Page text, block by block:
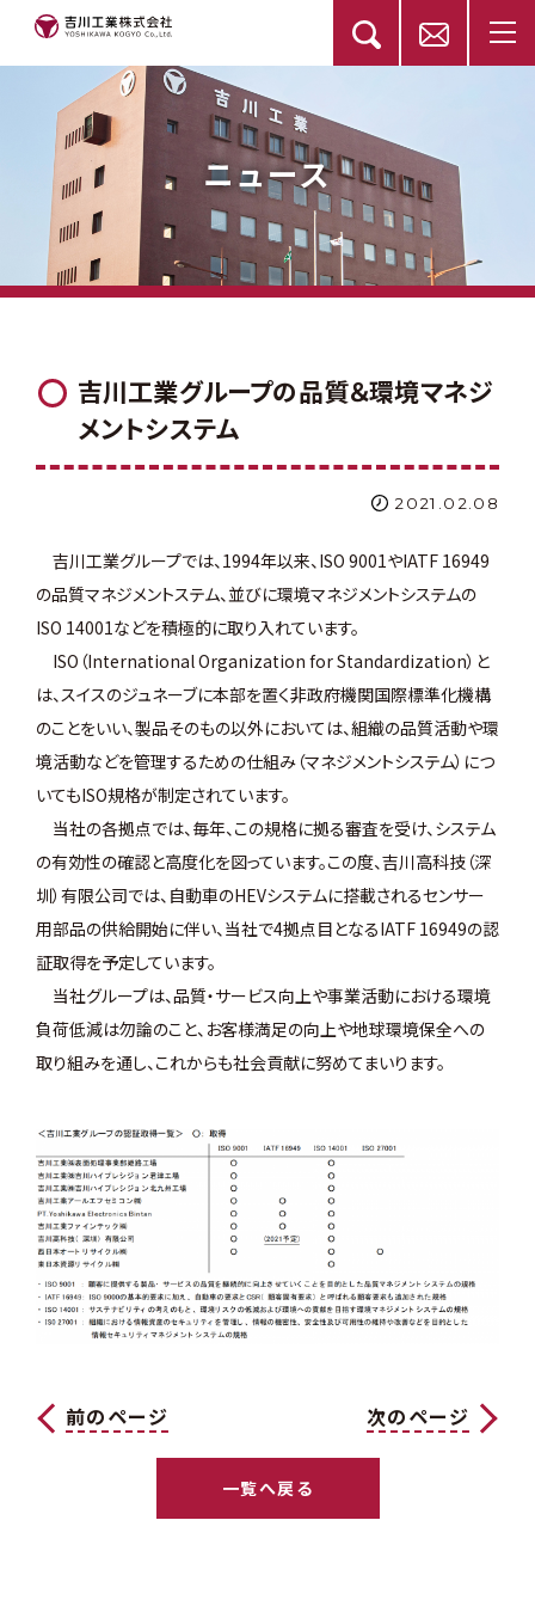
ニュース
吉川工業グループの品質＆環境マネジ
メントシステム
2021.02.08
吉川工業グループでは、1994年以来、ISO 9001やIATF 16949
の品質マネジメントステム、並びに環境マネジメントシステムの
ISO 14001などを積極的に取り入れています。
ISO（International Organization for Standardization）と
は、スイスのジュネーブに本部を置く非政府機関国際標準化機構
のことをいい、製品そのもの以外においては、組織の品質活動や環
境活動などを管理するための仕組み（マネジメントシステム）につ
いてもISO規格が制定されています。
当社の各拠点では、毎年、この規格に拠る審査を受け、システム
の有効性の確認と高度化を図っています。この度、吉川高科技（深
圳）有限公司では、自動車のHEVシステムに搭載されるセンサー
用部品の供給開始に伴い、当社で4拠点目となるIATF 16949の認
証取得を予定しています。
当社グループは、品質・サービス向上や事業活動における環境
負荷低減は勿論のこと、お客様満足の向上や地球環境保全への
取り組みを通し、これからも社会貢献に努めてまいります。
前のページ 次のページ
一覧へ戻る